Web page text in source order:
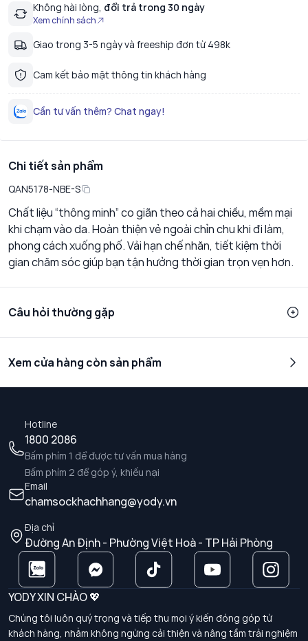
Không hài lòng, đổi trả trong 30 ngày
Xem chính sách
Giao trong 3-5 ngày và freeship đơn từ 498k
Cam kết bảo mật thông tin khách hàng
Cần tư vấn thêm? Chat ngay!
Chi tiết sản phẩm
QAN5178-NBE-S
Chất liệu “thông minh” co giãn theo cả hai chiều, mềm mại
khi chạm vào da. Hoàn thiện vẻ ngoài chỉn chu khi đi làm,
phong cách xuống phố. Vải hạn chế nhăn, tiết kiệm thời
gian chăm sóc giúp bạn tận hưởng thời gian trọn vẹn hơn.
Câu hỏi thường gặp
Xem cửa hàng còn sản phẩm
Hotline
1800 2086
Bấm phím 1 để được tư vấn mua hàng
Bấm phím 2 để góp ý, khiếu nại
Email
chamsockhachhang@yody.vn
Địa chỉ
Đường An Định - Phường Việt Hoà - TP Hải Phòng
YODY XIN CHÀO 💖
Chúng tôi luôn quý trọng và tiếp thu mọi ý kiến đóng góp từ
khách hàng, nhằm không ngừng cải thiện và nâng tầm trải nghiệm